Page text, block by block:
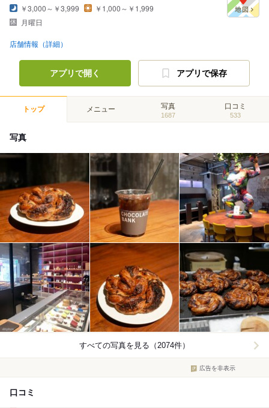
￥3,000～￥3,999
￥1,000～￥1,999
月曜日
店舗情報（詳細）
アプリで開く アプリで保存
トップ メニュー 写真
1687
口コミ
533
写真
すべての写真を見る（2074件）
広告を非表示
口コミ